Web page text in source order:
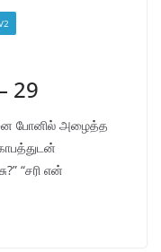
29
போனில் அழைத்த
“சரி என்